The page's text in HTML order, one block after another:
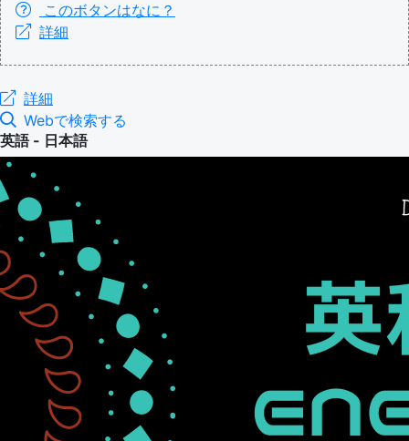
このボタンはなに？
詳細
詳細
Webで検索する
英語 - 日本語